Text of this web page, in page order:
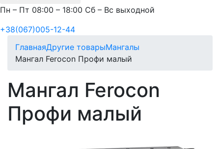
Пн – Пт 08:00 – 18:00 Сб – Вс выходной
+38(067)005-12-44
ГлавнаяДругие товарыМангалы
Мангал Ferocon Профи малый
Мангал Ferocon
Профи малый